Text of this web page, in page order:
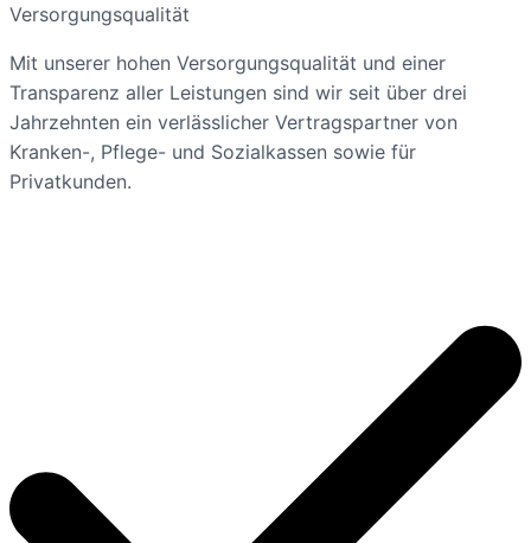
Versorgungsqualität
Mit unserer hohen Versorgungsqualität und einer
Transparenz aller Leistungen sind wir seit über drei
Jahrzehnten ein verlässlicher Vertragspartner von
Kranken-, Pflege- und Sozialkassen sowie für
Privatkunden.